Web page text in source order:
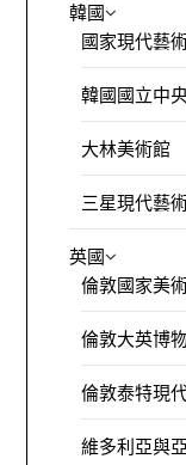
韓國
國家現代藝
韓國國立中
大林美術館
三星現代藝
英國
倫敦國家美
倫敦大英博
倫敦泰特現
維多利亞與